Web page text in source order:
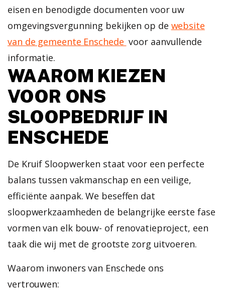
eisen en benodigde documenten voor uw
omgevingsvergunning bekijken op de website
van de gemeente Enschede voor aanvullende
informatie.
WAAROM KIEZEN
VOOR ONS
SLOOPBEDRIJF IN
ENSCHEDE
De Kruif Sloopwerken staat voor een perfecte
balans tussen vakmanschap en een veilige,
efficiënte aanpak. We beseffen dat
sloopwerkzaamheden de belangrijke eerste fase
vormen van elk bouw- of renovatieproject, een
taak die wij met de grootste zorg uitvoeren.
Waarom inwoners van Enschede ons
vertrouwen: